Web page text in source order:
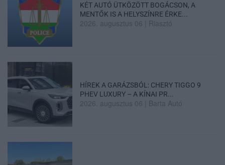
KÉT AUTÓ ÜTKÖZÖTT BOGÁCSON, A
MENTŐK IS A HELYSZÍNRE ÉRKE...
2026. augusztus 06 Riasztó
HÍREK A GARÁZSBÓL: CHERY TIGGO 9
PHEV LUXURY – A KÍNAI PR...
2026. augusztus 06 Barta Autó